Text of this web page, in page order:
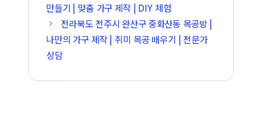
만들기 | 맞춤 가구 제작 | DIY 체험
전라북도 전주시 완산구 중화산동 목공방 |
나만의 가구 제작 | 취미 목공 배우기 | 전문가
상담